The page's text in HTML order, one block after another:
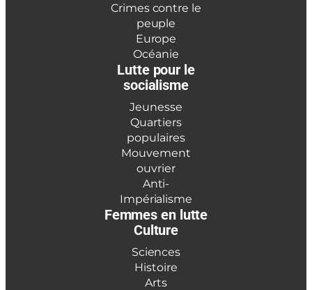
Crimes contre le
peuple
Europe
Océanie
Lutte pour le
socialisme
Jeunesse
Quartiers
populaires
Mouvement
ouvrier
Anti-
Impérialisme
Femmes en lutte
Culture
Sciences
Histoire
Arts